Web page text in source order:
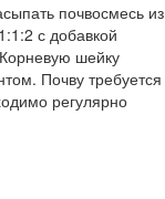
почвосмесь из
с добавкой
шейку
Почву требуется
регулярно